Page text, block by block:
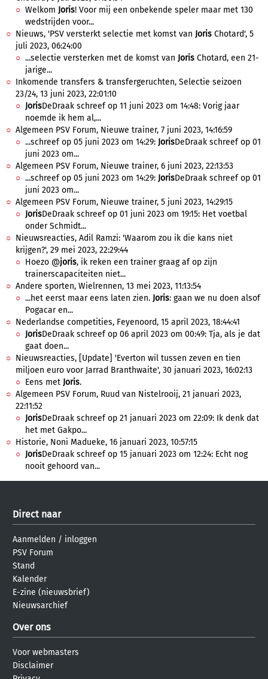
Welkom Joris! Voor mij een onbekende speler maar met 130
wedstrijden voor...
Nieuws, 'PSV versterkt selectie met komst van Joris Chotard', 5
juli 2023, 06:24:00
...selectie versterken met de komst van Joris Chotard, een 21-
jarige...
Inkomende transfers & transfergeruchten, Selectie seizoen
23/24, 13 juni 2023, 22:01:10
JorisDeDraak schreef op 11 juni 2023 om 14:48: Vorig jaar
noemde ik hem al,...
Algemeen PSV Forum, Nieuwe trainer, 7 juni 2023, 14:16:59
...schreef op 05 juni 2023 om 14:29: JorisDeDraak schreef op 01
juni 2023 om...
Algemeen PSV Forum, Nieuwe trainer, 6 juni 2023, 22:13:53
...schreef op 05 juni 2023 om 14:29: JorisDeDraak schreef op 01
juni 2023 om...
Algemeen PSV Forum, Nieuwe trainer, 5 juni 2023, 14:29:15
JorisDeDraak schreef op 01 juni 2023 om 19:15: Het voetbal
onder Schmidt...
Nieuwsreacties, Adil Ramzi: 'Waarom zou ik die kans niet
krijgen?', 29 mei 2023, 22:29:44
Hoezo @joris, ik reken een trainer graag af op zijn
trainerscapaciteiten niet...
Andere sporten, Wielrennen, 13 mei 2023, 11:13:54
...het eerst maar eens laten zien. Joris: gaan we nu doen alsof
Pogacar en...
Nederlandse competities, Feyenoord, 15 april 2023, 18:44:41
JorisDeDraak schreef op 06 april 2023 om 00:49: Tja, als je dat
gaat doen...
Nieuwsreacties, [Update] 'Everton wil tussen zeven en tien
miljoen euro voor Jarrad Branthwaite', 30 januari 2023, 16:02:13
Eens met Joris.
Algemeen PSV Forum, Ruud van Nistelrooij, 21 januari 2023,
22:11:52
JorisDeDraak schreef op 21 januari 2023 om 22:09: Ik denk dat
het met Gakpo...
Historie, Noni Madueke, 16 januari 2023, 10:57:15
JorisDeDraak schreef op 15 januari 2023 om 12:24: Echt nog
nooit gehoord van...
Direct naar
Aanmelden / inloggen
PSV Forum
Stand
Kalender
E-zine (nieuwsbrief)
Nieuwsarchief
Over ons
Voor webmasters
Disclaimer